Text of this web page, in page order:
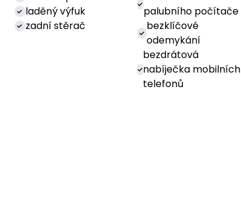
laděný výfuk
zadní stěrač
palubního počítače
bezklíčové
odemykání
bezdrátová
nabíječka mobilních
telefonů